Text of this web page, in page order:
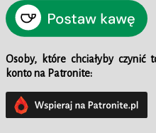
Osoby, które chciałyby czynić
konto na Patronite: